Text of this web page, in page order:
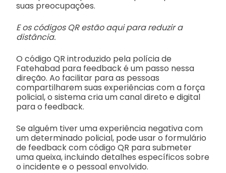
suas preocupações.
E os códigos QR estão aqui para reduzir a
distância.
O código QR introduzido pela polícia de
Fatehabad para feedback é um passo nessa
direção. Ao facilitar para as pessoas
compartilharem suas experiências com a força
policial, o sistema cria um canal direto e digital
para o feedback.
Se alguém tiver uma experiência negativa com
um determinado policial, pode usar o formulário
de feedback com código QR para submeter
uma queixa, incluindo detalhes específicos sobre
o incidente e o pessoal envolvido.